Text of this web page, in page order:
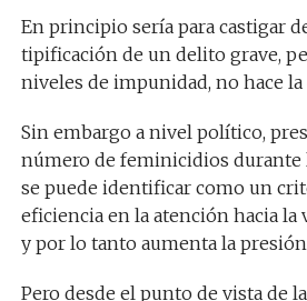
En principio sería para castigar
tipificación de un delito grave,
niveles de impunidad, no hace
Sin embargo a nivel político,
número de feminicidios durante
se puede identificar como un
eficiencia en la atención hacia la
y por lo tanto aumenta la
Pero desde el punto de vista de